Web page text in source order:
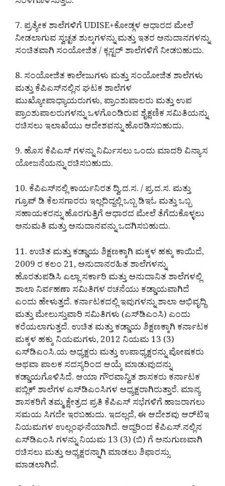
7. ಪ್ರತ್ಯೇಕ ಶಾಲೆಗಳಿಗೆ UDISE+ಕೋಡ್ಗಳ ಆಧಾರದ ಮೇಲೆ
ನೀಡಲಾಗುವ ಸ್ವಚ್ಛತ ಶುಲ್ಕಗಳನ್ನು ಮತ್ತು ಇತರ ಅನುದಾನಗಳನ್ನು
ಸಂಚಿತವಾಗಿ ಸಂಯೋಜಿತ / ಕ್ಲಸ್ಟರ್ ಶಾಲೆಗಳಿಗೆ ನೀಡಬಹುದು.
8. ಸಂಯೋಜಿತ ಕಾಲೇಜುಗಳು ಮತ್ತು ಸಂಯೋಜಿತ ಶಾಲೆಗಳು
ಮತ್ತು ಕೆಪಿಎಸ್‌ನಲ್ಲಿನ ಘಟಕ ಶಾಲೆಗಳ
ಮುಖ್ಯೋಪಾಧ್ಯಾಯರುಗಳು, ಪ್ರಾಂಶುಪಾಲರು ಮತ್ತು ಉಪ
ಪ್ರಾಂಶುಪಾಲರುಗಳನ್ನು ಒಳಗೊಂಡಿರುವ ಶೈಕ್ಷಣಿಕ ಸಮಿತಿಯನ್ನು
ರಚಿಸಲು ಇಲಾಖೆಯು ಆದೇಶವನ್ನು ಹೊರಡಿಸಬಹುದು.
9. ಹೊಸ ಕೆಪಿಎಸ್‌ ಗಳನ್ನು ನಿರ್ಮಿಸಲು ಒಂದು ಮಾದರಿ ವಿನ್ಯಾಸ
ಯೋಜನೆಯನ್ನು ರಚಿಸಬಹುದು.
10. ಕೆಪಿಎಸ್‌ನಲ್ಲಿ ಕಾರ್ಯನಿರತ ದ್ವಿ.ದ.ಸ. / ಪ್ರ.ದ.ಸ. ಮತ್ತು
ಗ್ರೂಪ್ ಡಿ ಕೆಲಸಗಾರರು ಇಲ್ಲದಿದ್ದಲ್ಲಿ ಒಬ್ಬ ಡಿಇಓ ಮತ್ತು ಒಬ್ಬ
ಸಹಾಯಕರನ್ನು ಹೊರಗುತ್ತಿಗೆ ಆಧಾರದ ಮೇಲೆ ತೆಗೆದುಕೊಳ್ಳಲು
ಅನುಮತಿ ಮತ್ತು ಅನುದಾನವನ್ನು ಒದಗಿಸಬಹುದು.
11. ಉಚಿತ ಮತ್ತು ಕಡ್ಡಾಯ ಶಿಕ್ಷಣಕ್ಕಾಗಿ ಮಕ್ಕಳ ಹಕ್ಕು ಕಾಯಿದೆ,
2009 ರ ಕಲಂ 21, ಅನುದಾನರಹಿತ ಶಾಲೆಗಳನ್ನು
ಹೊರತುಪಡಿಸಿ ಎಲ್ಲಾ ಸರ್ಕಾರಿ ಮತ್ತು ಅನುದಾನಿತ ಶಾಲೆಗಳಲ್ಲಿ
ಶಾಲಾ ನಿರ್ವಹಣಾ ಸಮಿತಿಗಳ ರಚನೆಯು ಕಡ್ಡಾಯವಾಗಿದೆ
ಎಂದು ಹೇಳುತ್ತದೆ. ಕರ್ನಾಟಕದಲ್ಲಿ ಇವುಗಳನ್ನು ಶಾಲಾ ಅಭಿವೃದ್ಧಿ
ಮತ್ತು ಮೇಲುಸ್ತುವಾರಿ ಸಮಿತಿಗಳು (ಎಸ್‌ಡಿಎಂಸಿ) ಎಂದು
ಕರೆಯಲಾಗುತ್ತದೆ. ಉಚಿತ ಮತ್ತು ಕಡ್ಡಾಯ ಶಿಕ್ಷಣಕ್ಕಾಗಿ ಕರ್ನಾಟಕ
ಮಕ್ಕಳ ಹಕ್ಕು ನಿಯಮಗಳು, 2012 ನಿಯಮ 13 (3)
ಎಸ್‌ಡಿಎಂಸಿ.ಯ ಅಧ್ಯಕ್ಷರು ಮತ್ತು ಉಪಾಧ್ಯಕ್ಷರನ್ನು ಪೋಷಕರು
ಅಥವಾ ಪಾಲಕ ಸದಸ್ಯರಿಂದ ಆಯ್ಕೆ ಮಾಡುವುದನ್ನು
ಕಡ್ಡಾಯಗೊಳಿಸಿದೆ. ಆಯಾ ಗೌರವಾನ್ವಿತ ಶಾಸಕರು ಕರ್ನಾಟಕ
ಪಬ್ಲಿಕ್ ಶಾಲೆಗಳ ಎಸ್‌ಡಿಎಂಸಿಗಳ ಅಧ್ಯಕ್ಷರಾಗಿರುತ್ತಾರೆ. ಮಾನ್ಯ
ಶಾಸಕರಿಗೆ ತಮ್ಮ ಕ್ಷೇತ್ರದ ಪ್ರತಿ ಕೆಪಿಎಸ್‌ ಸಭೆಗಳಿಗೆ ಹಾಜರಾಗಲು
ಸಮಯ ಸಿಗದೇ ಇರಬಹುದು. ಇದಲ್ಲದೆ, ಈ ಆದೇಶವು ಆರ್‌ಟಿಇ
ನಿಯಮಗಳ ಉಲ್ಲಂಘನೆಯಾಗಿದೆ. ಆದ್ದರಿಂದ ಕೆಪಿಎಸ್.ನಲ್ಲಿನ
ಎಸ್‌ಡಿಎಂಸಿ ಗಳನ್ನು ನಿಯಮ 13 (3) (ಬಿ) ಗೆ ಅನುಗುಣವಾಗಿ
ರಚಿಸಲು ಮತ್ತು ಅಧ್ಯಕ್ಷರನ್ನಾಗಿ ಮಾಡಲು ಶಿಫಾರಸ್ಸು
ಮಾಡಲಾಗಿದೆ.